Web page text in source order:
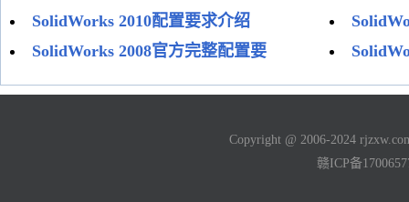
SolidWorks 2010配置要求介绍
SolidWorks 2008官方完整配置要
Copyright @ 2006-2024
赣ICP备